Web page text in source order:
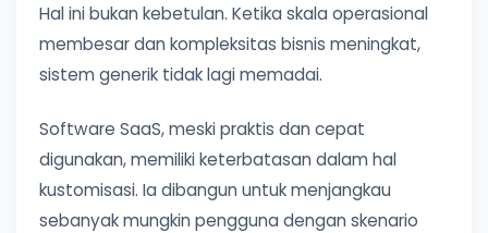
Hal ini bukan kebetulan. Ketika skala operasional
membesar dan kompleksitas bisnis meningkat,
sistem generik tidak lagi memadai.
Software SaaS, meski praktis dan cepat
digunakan, memiliki keterbatasan dalam hal
kustomisasi. Ia dibangun untuk menjangkau
sebanyak mungkin pengguna dengan skenario